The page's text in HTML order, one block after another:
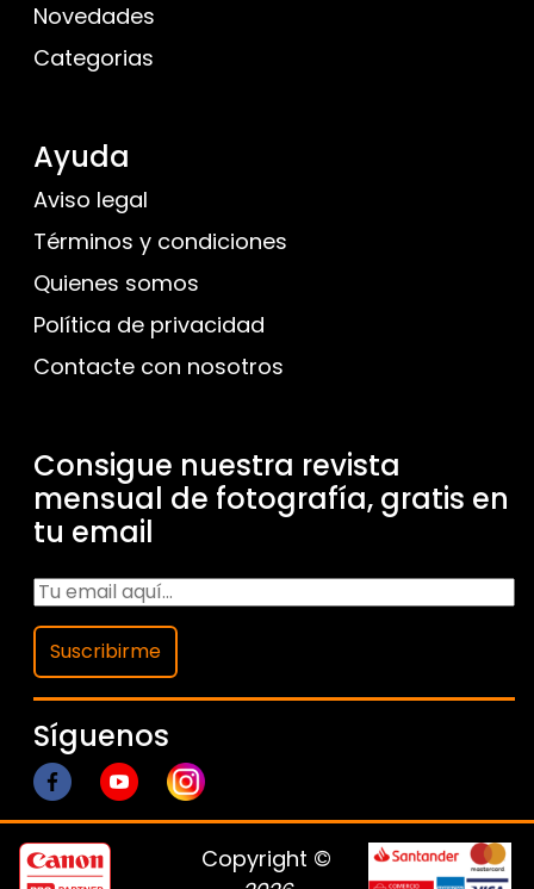
Novedades
Categorias
Ayuda
Aviso legal
Términos y condiciones
Quienes somos
Política de privacidad
Contacte con nosotros
Consigue nuestra revista
mensual de fotografía, gratis en
tu email
Suscribirme
Síguenos
Copyright ©